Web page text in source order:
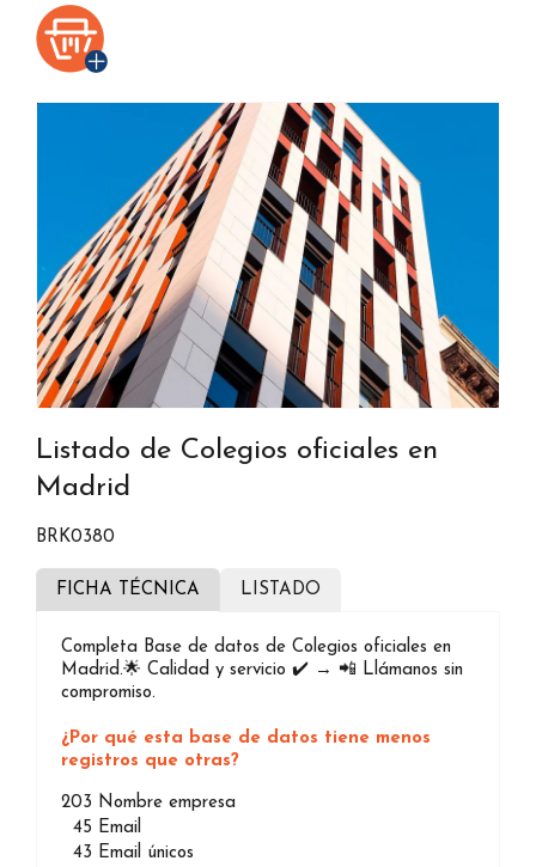
Listado de Colegios oficiales en
Madrid
BRK0380
FICHA TÉCNICA LISTADO
Completa Base de datos de Colegios oficiales en
Madrid.🌟 Calidad y servicio ✔️ → 📲 Llámanos sin
compromiso.
¿Por qué esta base de datos tiene menos
registros que otras?
203 Nombre empresa
45 Email
43 Email únicos